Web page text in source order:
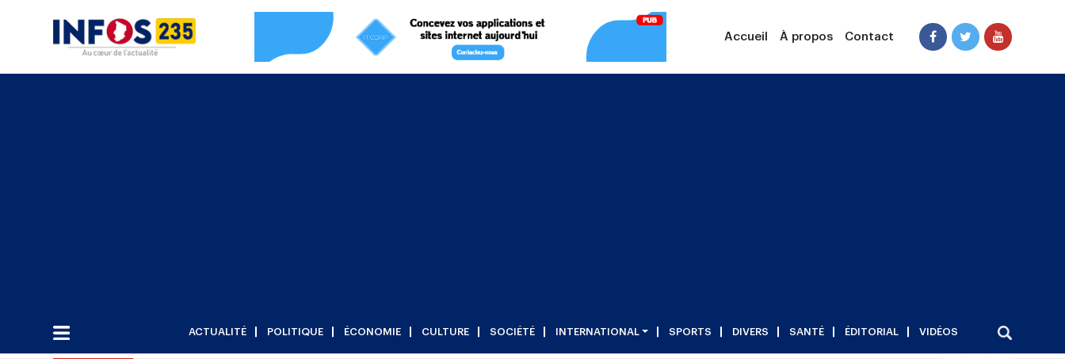
Accueil À propos Contact
ACTUALITÉ POLITIQUE ÉCONOMIE CULTURE SOCIÉTÉ INTERNATIONAL SPORTS DIVERS SANTÉ ÉDITORIAL VIDÉOS